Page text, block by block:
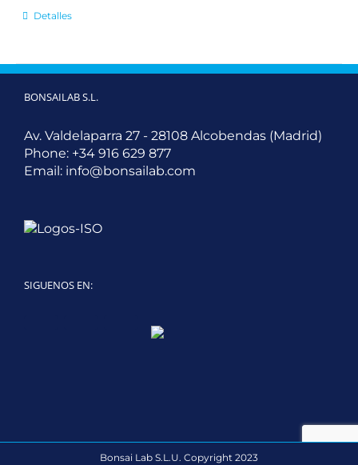
Detalles
BONSAILAB S.L.
Av. Valdelaparra 27 - 28108 Alcobendas (Madrid)
Phone: +34 916 629 877
Email: info@bonsailab.com
SIGUENOS EN:
LinkedInYouTube
Bonsai Lab S.L.U. Copyright 2023